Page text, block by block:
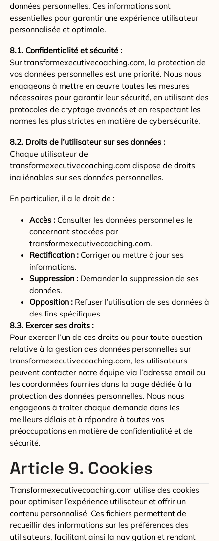
données personnelles. Ces informations sont
essentielles pour garantir une expérience utilisateur
personnalisée et optimale.
8.1. Confidentialité et sécurité :
Sur transformexecutivecoaching.com, la protection de
vos données personnelles est une priorité. Nous nous
engageons à mettre en œuvre toutes les mesures
nécessaires pour garantir leur sécurité, en utilisant des
protocoles de cryptage avancés et en respectant les
normes les plus strictes en matière de cybersécurité.
8.2. Droits de l’utilisateur sur ses données :
Chaque utilisateur de
transformexecutivecoaching.com dispose de droits
inaliénables sur ses données personnelles.
En particulier, il a le droit de :
Accès : Consulter les données personnelles le
concernant stockées par
transformexecutivecoaching.com.
Rectification : Corriger ou mettre à jour ses
informations.
Suppression : Demander la suppression de ses
données.
Opposition : Refuser l’utilisation de ses données à
des fins spécifiques.
8.3. Exercer ses droits :
Pour exercer l’un de ces droits ou pour toute question
relative à la gestion des données personnelles sur
transformexecutivecoaching.com, les utilisateurs
peuvent contacter notre équipe via l’adresse email ou
les coordonnées fournies dans la page dédiée à la
protection des données personnelles. Nous nous
engageons à traiter chaque demande dans les
meilleurs délais et à répondre à toutes vos
préoccupations en matière de confidentialité et de
sécurité.
Article 9. Cookies
Transformexecutivecoaching.com utilise des cookies
pour optimiser l’expérience utilisateur et offrir un
contenu personnalisé. Ces fichiers permettent de
recueillir des informations sur les préférences des
utilisateurs, facilitant ainsi la navigation et rendant